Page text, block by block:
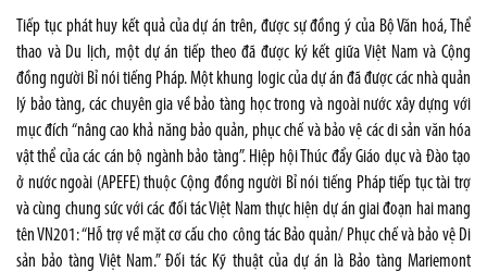
Tiếp tục phát huy kết quả của dự án trên, được sự đồng ý của Bộ Văn hoá, Thể
thao và Du lịch, một dự án tiếp theo đã được ký kết giữa Việt Nam và Cộng
đồng người Bỉ nói tiếng Pháp. Một khung logic của dự án đã được các nhà quản
lý bảo tàng, các chuyên gia về bảo tàng học trong và ngoài nước xây dựng với
mục đích “nâng cao khả năng bảo quản, phục chế và bảo vệ các di sản văn hóa
vật thể của các cán bộ ngành bảo tàng”. Hiệp hội Thúc đẩy Giáo dục và Đào tạo
ở nước ngoài (APEFE) thuộc Cộng đồng người Bỉ nói tiếng Pháp tiếp tục tài trợ
và cùng chung sức với các đối tác Việt Nam thực hiện dự án giai đoạn hai mang
tên VN201: “Hỗ trợ về mặt cơ cấu cho công tác Bảo quản/ Phục chế và bảo vệ Di
sản bảo tàng Việt Nam.” Đối tác Kỹ thuật của dự án là Bảo tàng Mariemont